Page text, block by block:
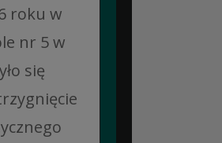
roku w
nr 5 w
się